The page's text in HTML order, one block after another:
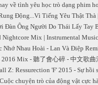
về tình yêu học trò dạng phim
Động...Vì Tiếng Yêu Thật
Đàn Ông Người Do Thái Lấy Tay
Nightcore Mix | Instrumental
Nhớ Nhau Hoài - Lan Và Điệp
2016 Mix - 聽了會心碎 - 中文歌曲
Z: Ressurection 'F' 2015 - Sự hồi
chuyện trò của động vật cực